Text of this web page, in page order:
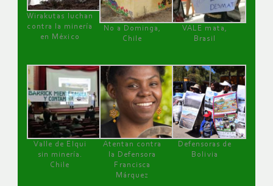
Wirakutas luchan
contra la minería
en México
No a Dominga,
Chile
VALE mata,
Brasil
Valle de Elqui
sin minería.
Chile
Atentan contra
la Defensora
Francisca
Márquez
Defensoras de
Bolivia